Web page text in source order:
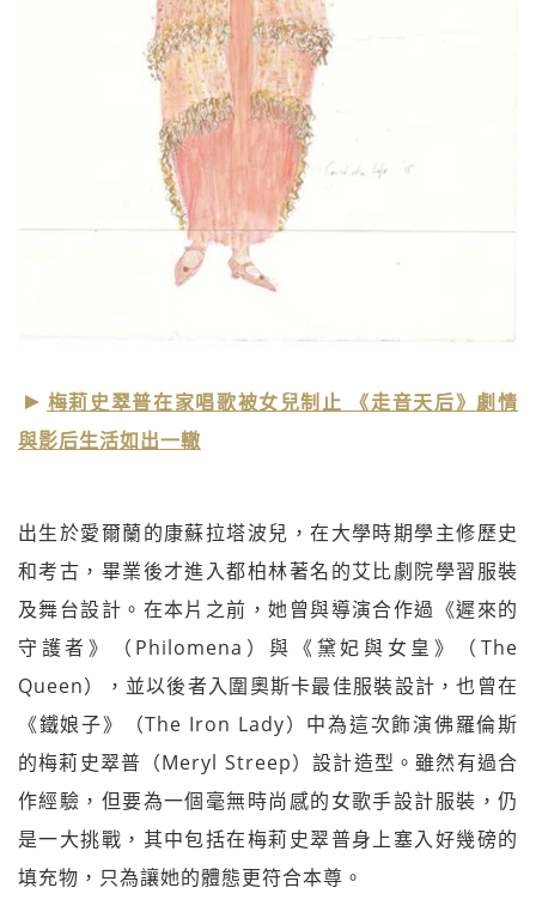
梅莉史翠普在家唱歌被女兒制止 《走音天后》劇情
與影后生活如出一轍
出生於愛爾蘭的康蘇拉塔波兒，在大學時期學主修歷史
和考古，畢業後才進入都柏林著名的艾比劇院學習服裝
及舞台設計。在本片之前，她曾與導演合作過《遲來的
守護者》（Philomena）與《黛妃與女皇》（The
Queen），並以後者入圍奧斯卡最佳服裝設計，也曾在
《鐵娘子》（The Iron Lady）中為這次飾演佛羅倫斯
的梅莉史翠普（Meryl Streep）設計造型。雖然有過合
作經驗，但要為一個毫無時尚感的女歌手設計服裝，仍
是一大挑戰，其中包括在梅莉史翠普身上塞入好幾磅的
填充物，只為讓她的體態更符合本尊。